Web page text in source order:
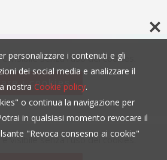
visibile senza l'uso dei cookies.
i cookies
visibile senza l'uso dei cookies.
personalizzare i contenuti e gli
dei social media e analizzare il
nostra Cookie policy.
o continua la navigazione per
in qualsiasi momento revocare il
"Revoca consesno ai cookie"